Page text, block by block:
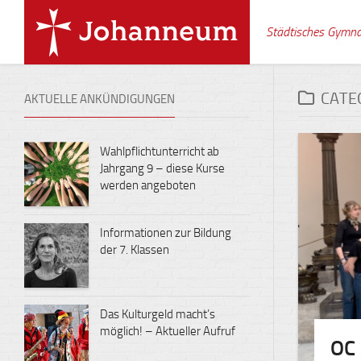
Städtisches
AKTUELLE ANKÜNDIGUNGEN
Wahlpflichtunterricht ab
Jahrgang 9 – diese Kurse
werden angeboten
Informationen zur Bildung
der 7. Klassen
Das Kulturgeld macht’s
möglich! – Aktueller Aufruf